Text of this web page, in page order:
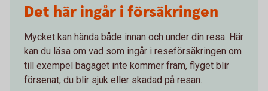
Det här ingår i försäkringen
Mycket kan hända både innan och under din resa. Här
kan du läsa om vad som ingår i reseförsäkringen om
till exempel bagaget inte kommer fram, flyget blir
försenat, du blir sjuk eller skadad på resan.